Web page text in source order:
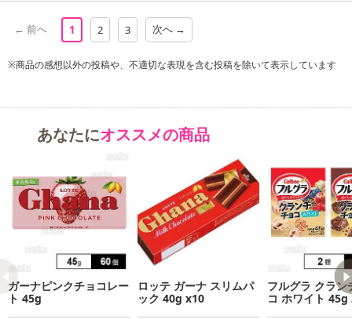
← 前へ 1 2 3 次へ →
※商品の感想以外の投稿や、不適切な表現を含む投稿を除いて表示しています
あなたにオススメの商品
ガーナピンクチョコレー
ト 45g
ロッテ ガーナ スリムパ
ック 40g x10
フルグラ クラン
コ ホワイト